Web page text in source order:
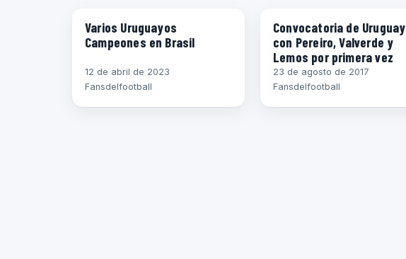
Varios Uruguayos
Campeones en Brasil
12 de abril de 2023
Fansdelfootball
Convocatoria de Uruguay
con Pereiro, Valverde y
Lemos por primera vez
23 de agosto de 2017
Fansdelfootball